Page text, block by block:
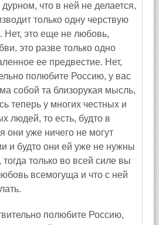
что в ней не делается,
только одну черствую
Нет, это еще не любовь,
это разве только одно
ее предвестие. Нет,
полюбите Россию, у вас
собой та близорукая мысль,
теперь у многих честных и
людей, то есть, будто в
они уже ничего не могут
и будто они ей уже не нужны
только во всей силе вы
всемогуща и что с ней
полюбите Россию,